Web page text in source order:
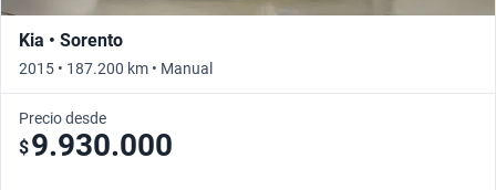
Kia • Sorento
2015 • 187.200 km • Manual
Precio desde
$9.930.000